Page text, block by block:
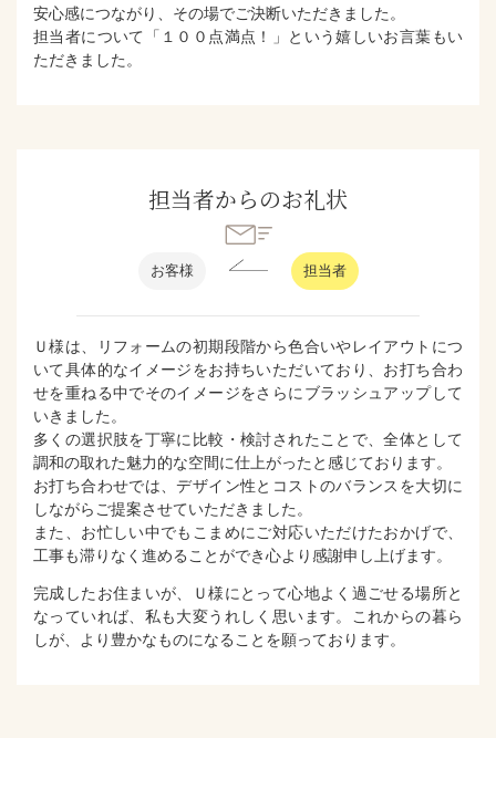
安心感につながり、その場でご決断いただきました。
担当者について「１００点満点！」という嬉しいお言葉もい
ただきました。
担当者からのお礼状
お客様 担当者
Ｕ様は、リフォームの初期段階から色合いやレイアウトにつ
いて具体的なイメージをお持ちいただいており、お打ち合わ
せを重ねる中でそのイメージをさらにブラッシュアップして
いきました。
多くの選択肢を丁寧に比較・検討されたことで、全体として
調和の取れた魅力的な空間に仕上がったと感じております。
お打ち合わせでは、デザイン性とコストのバランスを大切に
しながらご提案させていただきました。
また、お忙しい中でもこまめにご対応いただけたおかげで、
工事も滞りなく進めることができ心より感謝申し上げます。
完成したお住まいが、Ｕ様にとって心地よく過ごせる場所と
なっていれば、私も大変うれしく思います。これからの暮ら
しが、より豊かなものになることを願っております。